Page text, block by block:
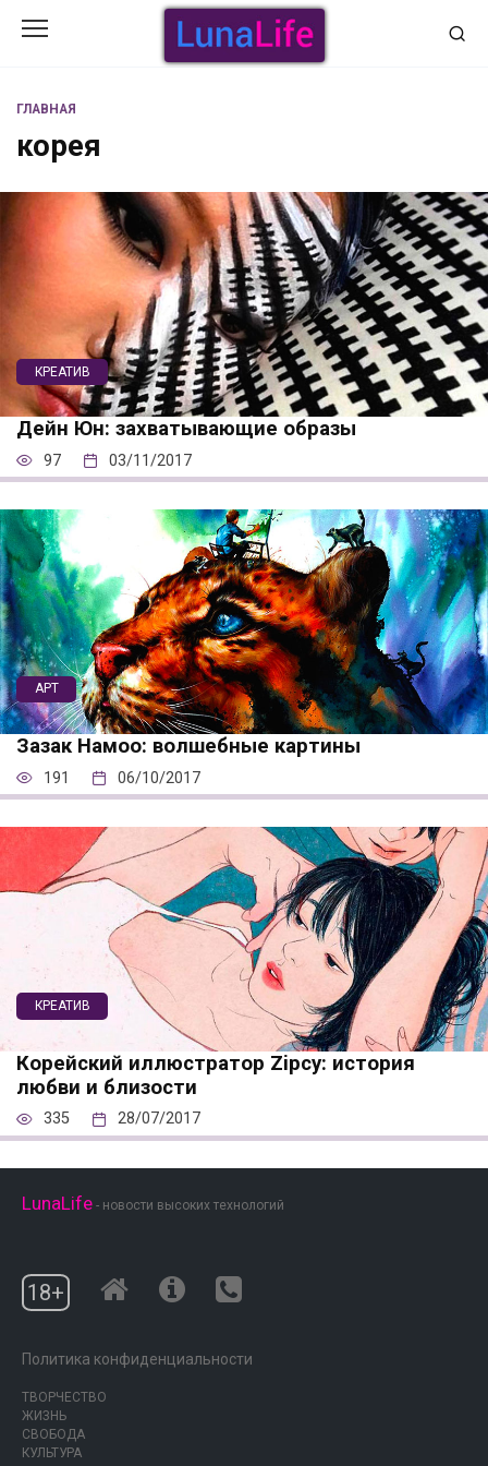
ГЛАВНАЯ
корея
КРЕАТИВ
Дейн Юн: захватывающие образы
97 03/11/2017
АРТ
Зазак Намоо: волшебные картины
191 06/10/2017
КРЕАТИВ
Корейский иллюстратор Zipcy: история
любви и близости
335 28/07/2017
LunaLife - новости высоких технологий
18+
Политика конфиденциальности
ТВОРЧЕСТВО
ЖИЗНЬ
СВОБОДА
КУЛЬТУРА